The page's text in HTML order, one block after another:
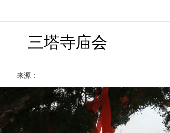
三塔寺庙会
来源：